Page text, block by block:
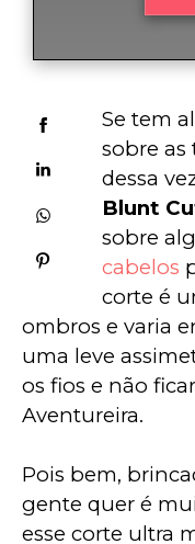
Se tem
sobre as
dessa
Blunt
sobre
cabelos
corte é
ombros e varia
uma leve
os fios e não
Aventureira.
Pois bem,
gente quer é
esse corte ultra